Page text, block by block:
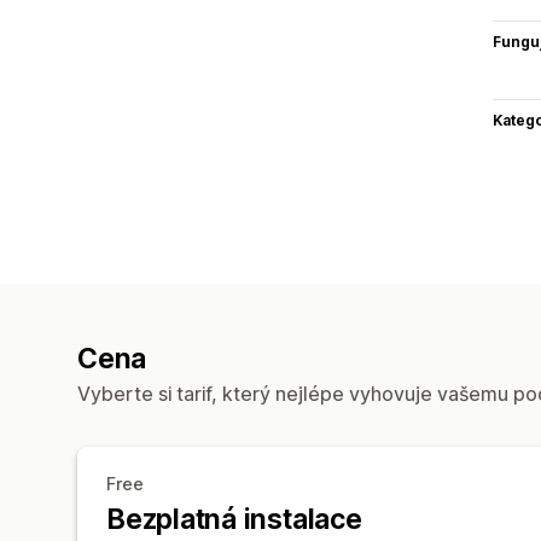
Cena
Vyberte si tarif, který nejlépe vyhovuje vašemu
Free
Bezplatná instalace